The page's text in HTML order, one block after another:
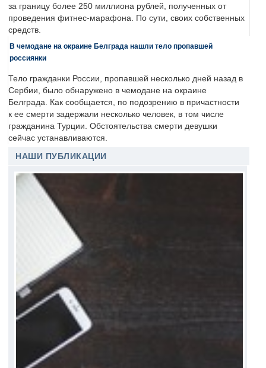
за границу более 250 миллиона рублей, полученных от
проведения фитнес-марафона. По сути, своих собственных
средств.
В чемодане на окраине Белграда нашли тело пропавшей
россиянки
Тело гражданки России, пропавшей несколько дней назад в
Сербии, было обнаружено в чемодане на окраине
Белграда. Как сообщается, по подозрению в причастности
к ее смерти задержали несколько человек, в том числе
гражданина Турции. Обстоятельства смерти девушки
сейчас устанавливаются.
НАШИ ПУБЛИКАЦИИ